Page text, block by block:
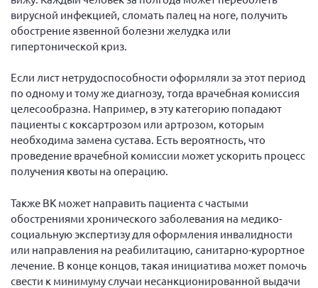
вирусной инфекцией, сломать палец на ноге, получить
обострение язвенной болезни желудка или
гипертонической криз.
Если лист нетрудоспособности оформляли за этот период
по одному и тому же диагнозу, тогда врачебная комиссия
целесообразна. Например, в эту категорию попадают
пациенты с коксартрозом или артрозом, которым
необходима замена сустава. Есть вероятность, что
проведение врачебной комиссии может ускорить процесс
получения квоты на операцию.
Также ВК может направить пациента с частыми
обострениями хронического заболевания на медико-
социальную экспертизу для оформления инвалидности
или направления на реабилитацию, санитарно-курортное
лечение. В конце концов, такая инициатива может помочь
свести к минимуму случаи несанкционированной выдачи